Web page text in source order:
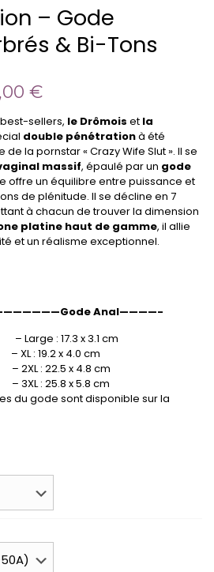
– Gode
& Bi-Tons
€
sellers, le Drômois et la
double pénétrationà été
la pornstar « Crazy Wife Slut ». Il se
massif, épaulé par un gode
offre un équilibre entre puissance et
de plénitude. Il se décline en 7
à chacun de trouver la dimension
platine haut de gamme, il allie
et un réalisme exceptionnel.
Anal————-
Large : 17.3 x 3.1 cm
: 19.2 x 4.0 cm
: 22.5 x 4.8 cm
: 25.8 x 5.8 cm
du gode sont disponible sur la